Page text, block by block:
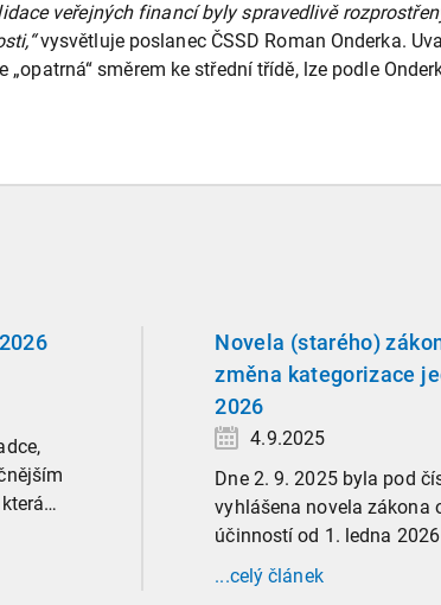
veřejných financí byly spravedlivě
vysvětluje poslanec ČSSD Roman Onderka.
směrem ke střední třídě, lze podle
Novela (starého)
změna kategorizace
2026
4.9.2025
Dne 2. 9. 2025 byla pod
vyhlášena novela zákona
účinností od 1. ledna
účetní praxe. Již nyní, s
2025, platí nová, zvýšená
...celý článek